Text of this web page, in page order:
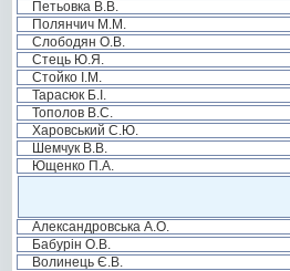
Петьовка В.В.
Полянчич М.М.
Слободян О.В.
Стець Ю.Я.
Стойко І.М.
Тарасюк Б.І.
Тополов В.С.
Харовський С.Ю.
Шемчук В.В.
Ющенко П.А.
Александровська А.О.
Бабурін О.В.
Волинець Є.В.